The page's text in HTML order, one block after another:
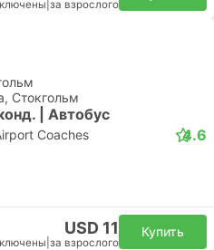
за взрослого
Стокгольм
| Автобус
Coaches 4.6
USD 11
за взрослого
Купить